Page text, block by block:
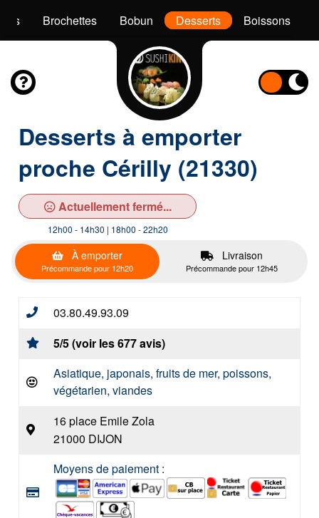
Brochettes Bobun Desserts Boissons
Desserts à emporter
proche Cérilly (21330)
Actuellement fermé...
12h00 - 14h30 | 18h00 - 22h20
À emporter
Précommande pour 12h20
Livraison
Précommande pour 12h45
03.80.49.93.09
5/5 (voir les 677 avis)
Asiatique, japonais, fruits de mer, poissons,
végétarien, viandes
16 place Emile Zola
21000 DIJON
Moyens de paiement :